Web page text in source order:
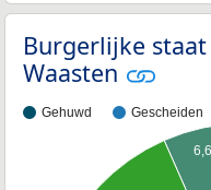
Burgerlijke
Waasten
Gehuwd Gescheiden